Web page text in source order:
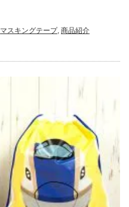
マスキングテープ, 商品紹介